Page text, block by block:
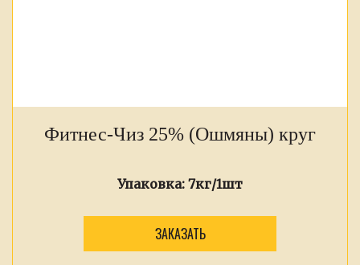
Фитнес-Чиз 25% (Ошмяны) круг
Упаковка: 7кг/1шт
ЗАКАЗАТЬ